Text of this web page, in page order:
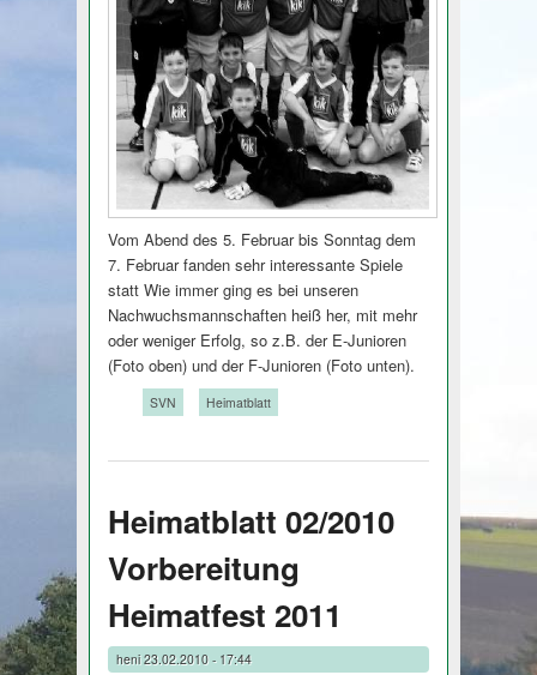
Vom Abend des 5. Februar bis Sonntag dem
7. Februar fanden sehr interessante Spiele
statt Wie immer ging es bei unseren
Nachwuchsmanns­chaften heiß her, mit mehr
oder weniger Erfolg, so z.B. der E-Junioren
(Foto oben) und der F-Junioren (Foto unten).
SVN Heimatblatt
Heimatblatt 02/2010
Vorbereitung
Heimatfest 2011
heni23.02.2010 - 17:44